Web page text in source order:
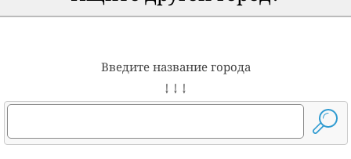
Введите название города
↓ ↓ ↓